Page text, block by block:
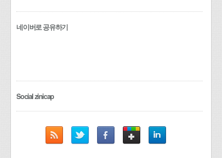
네이버로 공유하기
Social zinicap